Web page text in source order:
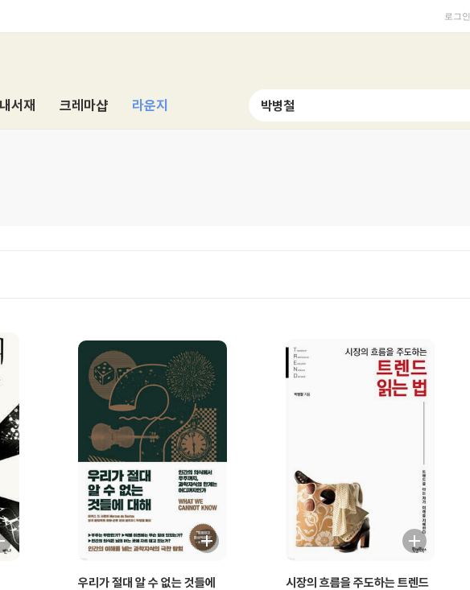
로그인
내서재 크레마샵 라운지
우리가 절대 알 수 없는 것들에
시장의 흐름을 주도하는 트렌드